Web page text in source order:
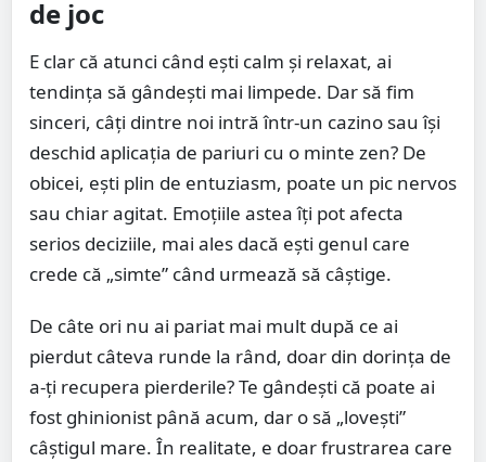
de joc
E clar că atunci când ești calm și relaxat, ai
tendința să gândești mai limpede. Dar să fim
sinceri, câți dintre noi intră într-un cazino sau își
deschid aplicația de pariuri cu o minte zen? De
obicei, ești plin de entuziasm, poate un pic nervos
sau chiar agitat. Emoțiile astea îți pot afecta
serios deciziile, mai ales dacă ești genul care
crede că „simte” când urmează să câștige.
De câte ori nu ai pariat mai mult după ce ai
pierdut câteva runde la rând, doar din dorința de
a-ți recupera pierderile? Te gândești că poate ai
fost ghinionist până acum, dar o să „lovești”
câștigul mare. În realitate, e doar frustrarea care